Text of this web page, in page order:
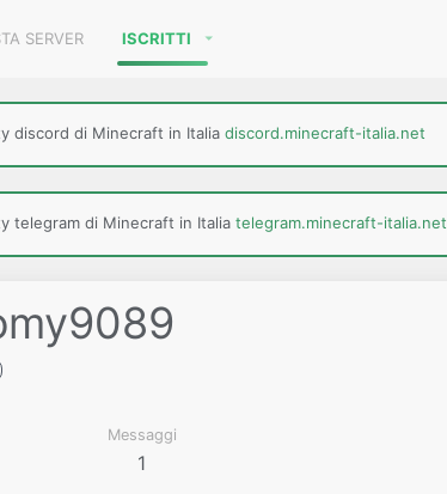
SERVER ISCRITTI
discord di Minecraft in Italia discord.minecraft-italia.net
telegram di Minecraft in Italia telegram.minecraft-italia.net
Messaggi
1